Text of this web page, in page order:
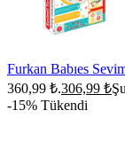
Furkan Babıes
360,99 ₺.306,99 ₺
-15% Tükendi